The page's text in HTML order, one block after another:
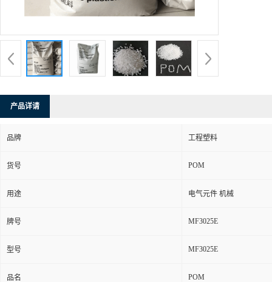
产品详请
品牌 工程塑料
货号 POM
用途 电气元件 机械
牌号 MF3025E
型号 MF3025E
品名 POM